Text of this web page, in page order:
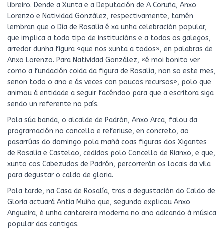
libreiro. Dende a Xunta e a Deputación de A Coruña, Anxo
Lorenzo e Natividad González, respectivamente, tamén
lembran que o Día de Rosalía é xa unha celebración popular,
que implica a todo tipo de institucións e a todos os galegos,
arredor dunha figura «que nos xunta a todos», en palabras de
Anxo Lorenzo. Para Natividad González, «é moi bonito ver
como a fundación coida da figura de Rosalía, non so este mes,
senon todo o ano e ás veces con poucos recursos», polo que
animou á entidade a seguir facéndoo para que a escritora siga
sendo un referente no país.
Pola súa banda, o alcalde de Padrón, Anxo Arca, falou da
programación no concello e referiuse, en concreto, ao
pasarrúas do domingo pola mañá coas figuras dos Xigantes
de Rosalía e Castelao, cedidos polo Concello de Rianxo, e que,
xunto cos Cabezudos de Padrón, percorrerán os locais da vila
para degustar o caldo de gloria.
Pola tarde, na Casa de Rosalía, tras a degustación do Caldo de
Gloria actuará Antía Muíño que, segundo explicou Anxo
Angueira, é unha cantareira moderna no ano adicando á música
popular das cantigas.